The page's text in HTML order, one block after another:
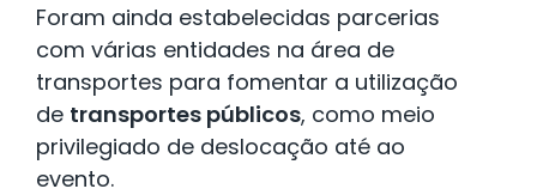
Foram ainda estabelecidas parcerias
com várias entidades na área de
transportes para fomentar a utilização
de transportes públicos, como meio
privilegiado de deslocação até ao
evento.